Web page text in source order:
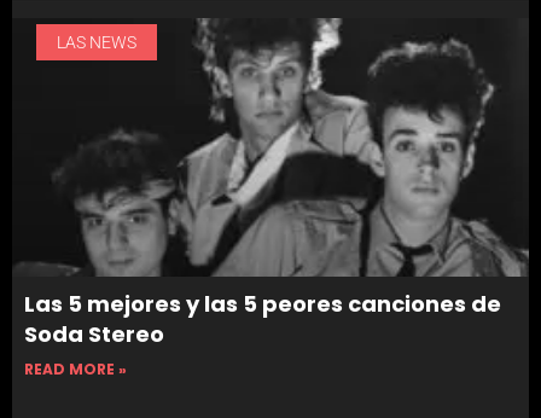
LAS NEWS
Las 5 mejores y las 5 peores canciones de
Soda Stereo
READ MORE »